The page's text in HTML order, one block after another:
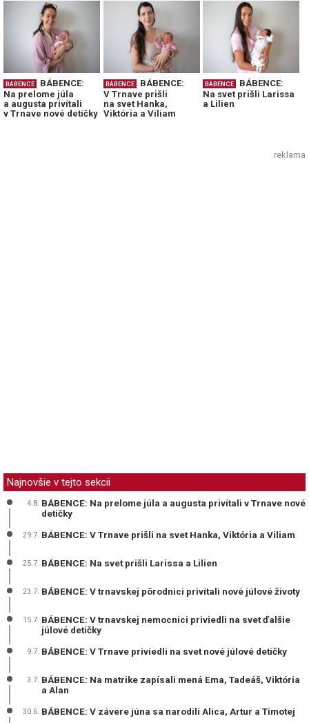
BÁBENCE
BÁBENCE:
Na prelome júla
a augusta privítali
v Trnave nové detičky
BÁBENCE
BÁBENCE:
V Trnave prišli
na svet Hanka,
Viktória a Viliam
BÁBENCE
BÁBENCE:
Na svet prišli Larissa
a Lilien
reklama
Najnovšie v tejto sekcii
4.8. BÁBENCE: Na prelome júla a augusta privítali v Trnave nové
detičky
29.7. BÁBENCE: V Trnave prišli na svet Hanka, Viktória a Viliam
25.7. BÁBENCE: Na svet prišli Larissa a Lilien
23.7. BÁBENCE: V trnavskej pôrodnici privítali nové júlové životy
15.7. BÁBENCE: V trnavskej nemocnici priviedli na svet ďalšie
júlové detičky
9.7. BÁBENCE: V Trnave priviedli na svet nové júlové detičky
3.7. BÁBENCE: Na matrike zapísali mená Ema, Tadeáš, Viktória
a Alan
30.6. BÁBENCE: V závere júna sa narodili Alica, Artur a Timotej